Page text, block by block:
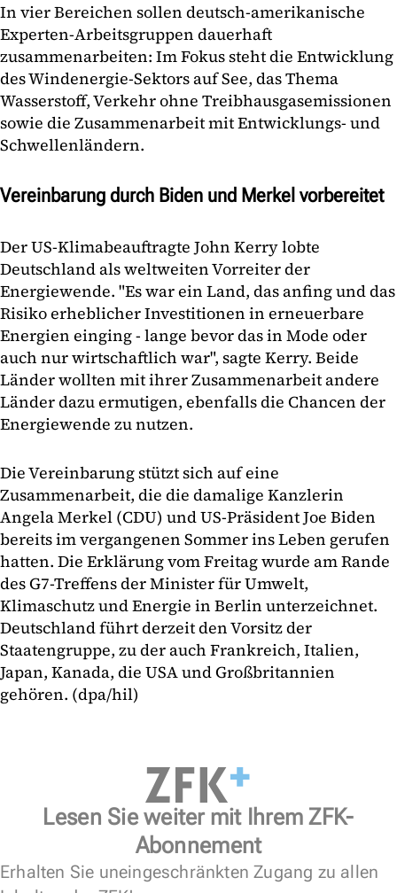
In vier Bereichen sollen deutsch-amerikanische
Experten-Arbeitsgruppen dauerhaft
zusammenarbeiten: Im Fokus steht die Entwicklung
des Windenergie-Sektors auf See, das Thema
Wasserstoff, Verkehr ohne Treibhausgasemissionen
sowie die Zusammenarbeit mit Entwicklungs- und
Schwellenländern.
Vereinbarung durch Biden und Merkel vorbereitet
Der US-Klimabeauftragte John Kerry lobte
Deutschland als weltweiten Vorreiter der
Energiewende. "Es war ein Land, das anfing und das
Risiko erheblicher Investitionen in erneuerbare
Energien einging - lange bevor das in Mode oder
auch nur wirtschaftlich war", sagte Kerry. Beide
Länder wollten mit ihrer Zusammenarbeit andere
Länder dazu ermutigen, ebenfalls die Chancen der
Energiewende zu nutzen.
Die Vereinbarung stützt sich auf eine
Zusammenarbeit, die die damalige Kanzlerin
Angela Merkel (CDU) und US-Präsident Joe Biden
bereits im vergangenen Sommer ins Leben gerufen
hatten. Die Erklärung vom Freitag wurde am Rande
des G7-Treffens der Minister für Umwelt,
Klimaschutz und Energie in Berlin unterzeichnet.
Deutschland führt derzeit den Vorsitz der
Staatengruppe, zu der auch Frankreich, Italien,
Japan, Kanada, die USA und Großbritannien
gehören. (dpa/hil)
Lesen Sie weiter mit Ihrem ZFK-
Abonnement
Erhalten Sie uneingeschränkten Zugang zu allen